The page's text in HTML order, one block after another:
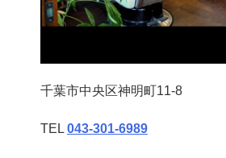
千葉市中央区神明町11-8
TEL 043‐301‐6989